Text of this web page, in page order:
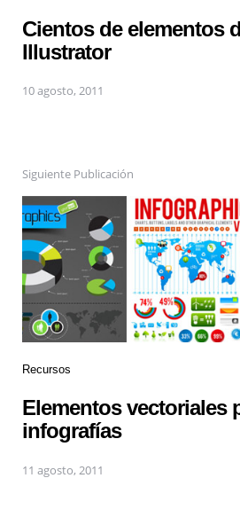
Cientos de elementos
Illustrator
10 agosto, 2011
Siguiente Publicación
Recursos
Elementos vectoriales
infografías
11 agosto, 2011